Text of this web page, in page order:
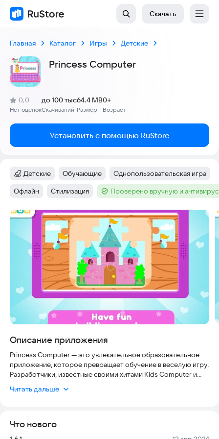
Скачать
Главная Каталог Игры Детские
Princess Computer
Рейтинг:
0,0
(
Нет оценок
)
Скачиваний
до 100 тыс
Размер
64.4 MB
Возраст
0+
Установить с помощью RuStore
Категория:
Детские Тег:
Обучающие Тег:
Однопользовательская игра
Тег:
Офлайн Тег:
Стилизация Тег :Проверено вручную и
Скриншоты
Описание приложения
Princess Computer — это увлекательное образовательное
приложение, которое превращает обучение в веселую игру.
Разработчики, известные своими хитами Kids Computer и
компьютера для юных принцесс. Это безопасное и удобное
сложных настроек.
Читать дальше
Что нового